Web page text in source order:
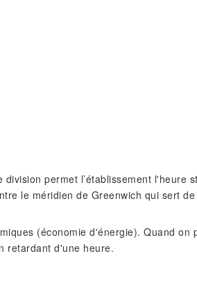
permet l’établissement l'heure
le méridien de Greenwich qui sert
(économie d'énergie). Quand
retardant d'une heure.